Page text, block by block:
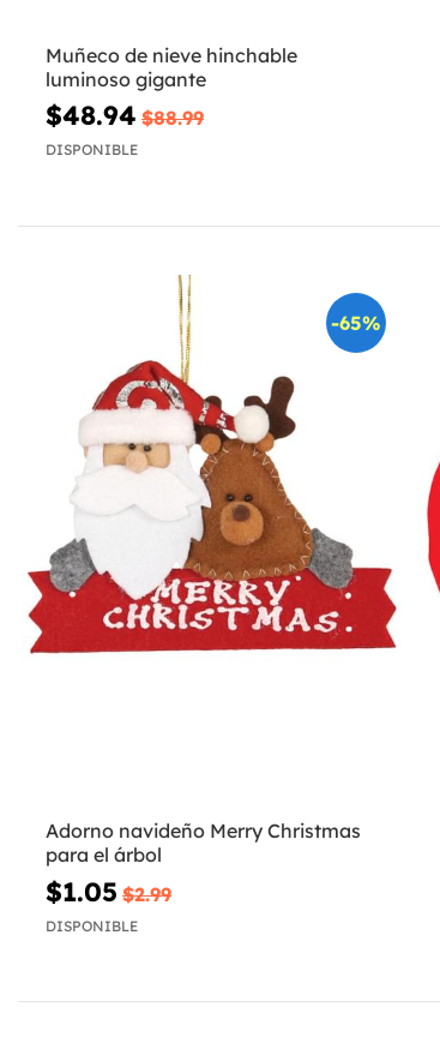
Muñeco de nieve hinchable
luminoso gigante
$48.94 $88.99
DISPONIBLE
-65%
Adorno navideño Merry Christmas
para el árbol
$1.05 $2.99
DISPONIBLE